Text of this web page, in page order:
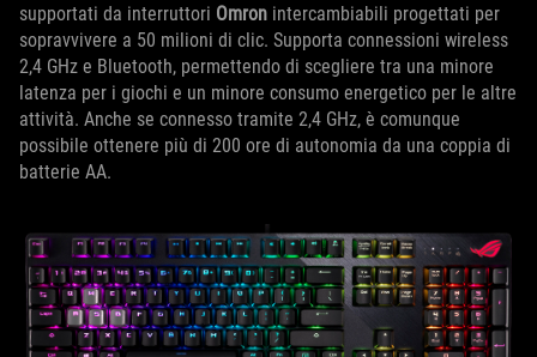
supportati da interruttori Omron intercambiabili progettati per
sopravvivere a 50 milioni di clic. Supporta connessioni wireless
2,4 GHz e Bluetooth, permettendo di scegliere tra una minore
latenza per i giochi e un minore consumo energetico per le altre
attività. Anche se connesso tramite 2,4 GHz, è comunque
possibile ottenere più di 200 ore di autonomia da una coppia di
batterie AA.